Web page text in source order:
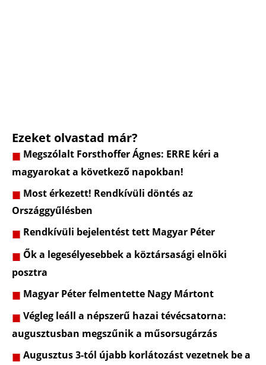
Ezeket olvastad már?
Megszólalt Forsthoffer Ágnes: ERRE kéri a
magyarokat a következő napokban!
Most érkezett! Rendkívüli döntés az
Országgyűlésben
Rendkívüli bejelentést tett Magyar Péter
Ők a legesélyesebbek a köztársasági elnöki
posztra
Magyar Péter felmentette Nagy Mártont
Végleg leáll a népszerű hazai tévécsatorna:
augusztusban megszűnik a műsorsugárzás
Augusztus 3-tól újabb korlátozást vezetnek be a